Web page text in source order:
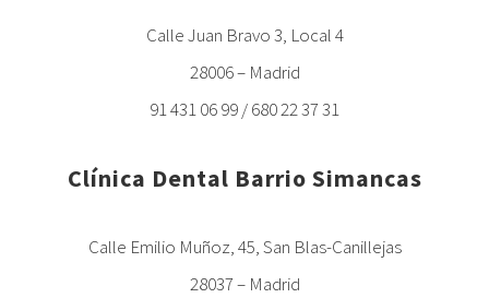
Calle Juan Bravo 3, Local 4
28006 – Madrid
91 431 06 99 / 680 22 37 31
Clínica Dental Barrio Simancas
Calle Emilio Muñoz, 45, San Blas-Canillejas
28037 – Madrid